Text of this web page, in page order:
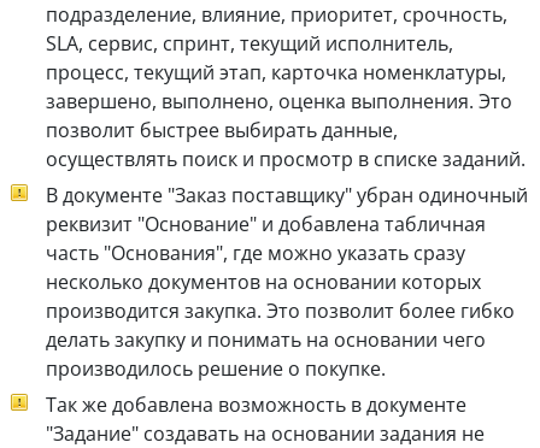
подразделение, влияние, приоритет, срочность,
SLA, сервис, спринт, текущий исполнитель,
процесс, текущий этап, карточка номенклатуры,
завершено, выполнено, оценка выполнения. Это
позволит быстрее выбирать данные,
осуществлять поиск и просмотр в списке заданий.
В документе "Заказ поставщику" убран одиночный
реквизит "Основание" и добавлена табличная
часть "Основания", где можно указать сразу
несколько документов на основании которых
производится закупка. Это позволит более гибко
делать закупку и понимать на основании чего
производилось решение о покупке.
Так же добавлена возможность в документе
"Задание" создавать на основании задания не